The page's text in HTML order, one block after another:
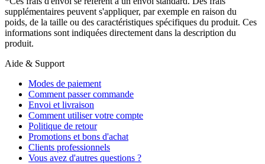
supplémentaires peuvent s'appliquer, par exemple en raison du
poids, de la taille ou des caractéristiques spécifiques du produit. Ces
informations sont indiquées directement dans la description du
produit.
Aide & Support
Modes de paiement
Comment passer commande
Envoi et livraison
Comment utiliser votre compte
Politique de retour
Promotions et bons d'achat
Clients professionnels
Vous avez d'autres questions ?